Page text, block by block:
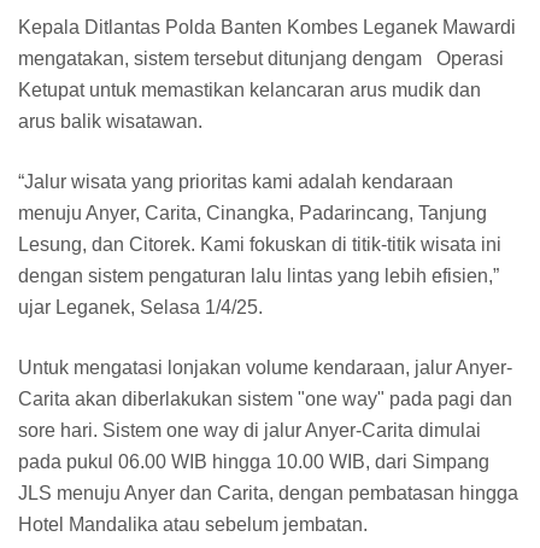
Kepala Ditlantas Polda Banten Kombes Leganek Mawardi
mengatakan, sistem tersebut ditunjang dengam Operasi
Ketupat untuk memastikan kelancaran arus mudik dan
arus balik wisatawan.
“Jalur wisata yang prioritas kami adalah kendaraan
menuju Anyer, Carita, Cinangka, Padarincang, Tanjung
Lesung, dan Citorek. Kami fokuskan di titik-titik wisata ini
dengan sistem pengaturan lalu lintas yang lebih efisien,”
ujar Leganek, Selasa 1/4/25.
Untuk mengatasi lonjakan volume kendaraan, jalur Anyer-
Carita akan diberlakukan sistem "one way" pada pagi dan
sore hari. Sistem one way di jalur Anyer-Carita dimulai
pada pukul 06.00 WIB hingga 10.00 WIB, dari Simpang
JLS menuju Anyer dan Carita, dengan pembatasan hingga
Hotel Mandalika atau sebelum jembatan.